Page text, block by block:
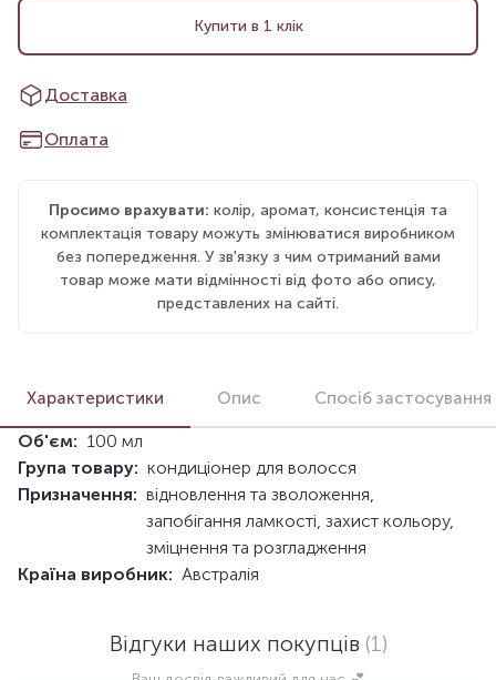
Купити в 1 клік
Доставка
Оплата
Просимо врахувати: колір, аромат, консистенція та
комплектація товару можуть змінюватися виробником
без попередження. У зв'язку з чим отриманий вами
товар може мати відмінності від фото або опису,
представлених на сайті.
Характеристики Опис Спосіб застосування
Об'єм: 100 мл
Група товару: кондиціонер для волосся
Призначення: відновлення та зволоження,
запобігання ламкості, захист кольору,
зміцнення та розгладження
Країна виробник: Австралія
Відгуки наших покупців (1)